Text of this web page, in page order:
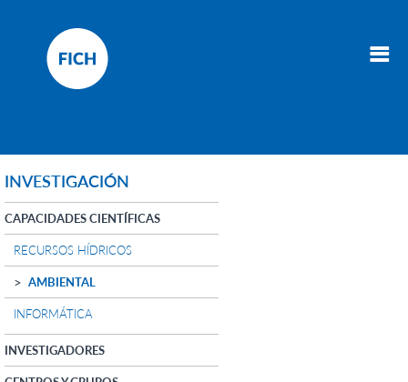
INVESTIGACIÓN
CAPACIDADES CIENTÍFICAS
RECURSOS HÍDRICOS
AMBIENTAL
INFORMÁTICA
INVESTIGADORES